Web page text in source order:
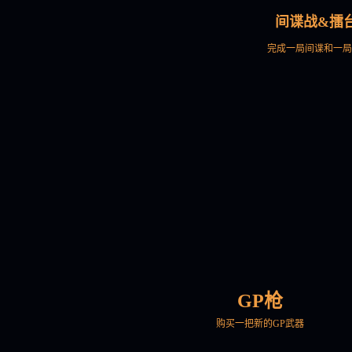
间谍战&擂
完成一局间谍和一
GP枪
购买一把新的GP武器